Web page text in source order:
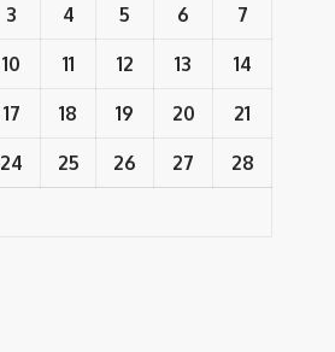
3 4 5 6 7
10 11 12 13 14
17 18 19 20 21
24 25 26 27 28